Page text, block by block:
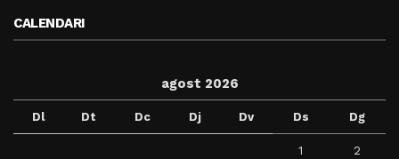
CALENDARI
agost 2026
Dl Dt Dc Dj Dv Ds Dg
1 2